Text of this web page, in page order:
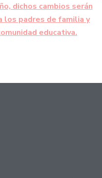
dichos cambios serán
los padres de familia y
educativa.